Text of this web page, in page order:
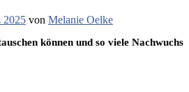
2025 von Melanie Oelke
können und so viele Nachwuchs